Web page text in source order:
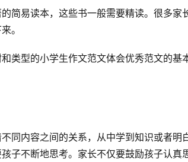
简易读本，这些书一般需要精读。很多家
。
类型的小学生作文范文体会优秀范文的基
同内容之间的关系，从中学到知识或者明
子不断地思考。家长不仅要鼓励孩子认真